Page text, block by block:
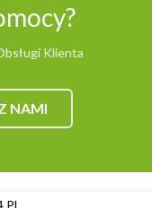
Klienta
NAMI